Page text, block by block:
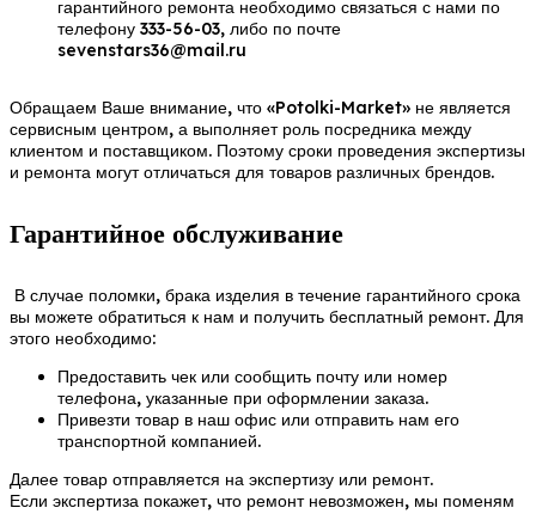
гарантийного ремонта необходимо связаться с нами по
телефону 333-56-03, либо по почте
sevenstars36@mail.ru
Обращаем Ваше внимание, что «Potolki-Market» не является
сервисным центром, а выполняет роль посредника между
клиентом и поставщиком. Поэтому сроки проведения экспертизы
и ремонта могут отличаться для товаров различных брендов.
Гарантийное обслуживание
В случае поломки, брака изделия в течение гарантийного срока
вы можете обратиться к нам и получить бесплатный ремонт. Для
этого необходимо:
Предоставить чек или сообщить почту или номер
телефона, указанные при оформлении заказа.
Привезти товар в наш офис или отправить нам его
транспортной компанией.
Далее товар отправляется на экспертизу или ремонт.
Если экспертиза покажет, что ремонт невозможен, мы поменям